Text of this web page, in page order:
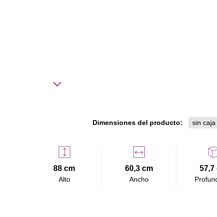
Dimensiones del producto: sin caja
88 cm
Alto
60,3 cm
Ancho
57,7